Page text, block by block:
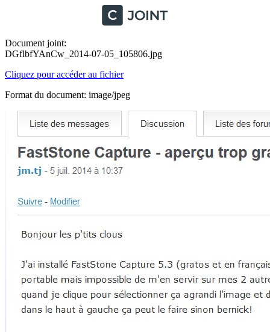
Document joint:
DGflbfYAnCw_2014-07-05_105806.jpg
Cliquez pour accéder au fichier
Format du document: image/jpeg